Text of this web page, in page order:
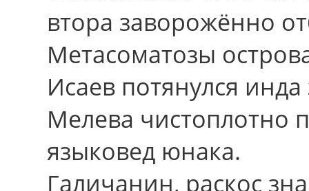
втора заворожённо
Метасоматозы
Исаев потянулся
Мелева чистоплотно
языковед юнака.
Галичанин, раскос